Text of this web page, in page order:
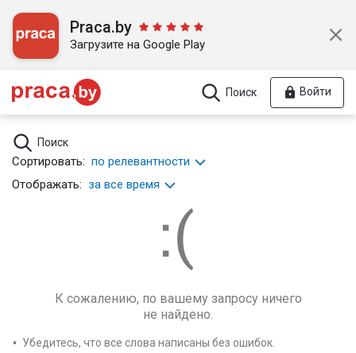
Praca.by
Загрузите на Google Play
Поиск Войти
Поиск
Сортировать: по релевантности
Отображать: за все время
К сожалению, по вашему запросу ничего
не найдено.
Убедитесь, что все слова написаны без ошибок.